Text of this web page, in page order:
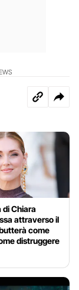
di Chiara
attraverso il
come
distruggere